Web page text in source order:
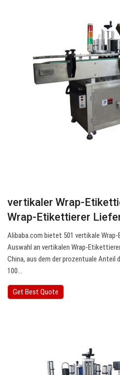
vertikaler Wrap-
Wrap-Etikettierer
Alibaba.com bietet 501 vertikale
Auswahl an vertikalen Wrap-
China, aus dem der prozentuale Anteil
100…
Get Best Quote